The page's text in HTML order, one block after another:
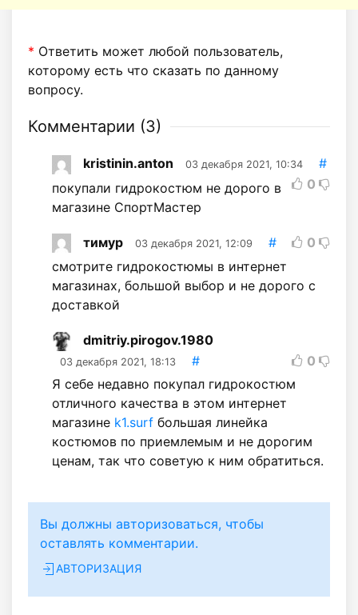
* Ответить может любой пользователь,
которому есть что сказать по данному
вопросу.
Комментарии (3)
kristinin.anton 03 декабря 2021, 10:34
#
0
покупали гидрокостюм не дорого в
магазине СпортМастер
тимур 03 декабря 2021, 12:09 #
0
смотрите гидрокостюмы в интернет
магазинах, большой выбор и не дорого с
доставкой
dmitriy.pirogov.1980
03 декабря 2021, 18:13 #
0
Я себе недавно покупал гидрокостюм
отличного качества в этом интернет
магазине k1.surf большая линейка
костюмов по приемлемым и не дорогим
ценам, так что советую к ним обратиться.
Вы должны авторизоваться, чтобы
оставлять комментарии.
АВТОРИЗАЦИЯ